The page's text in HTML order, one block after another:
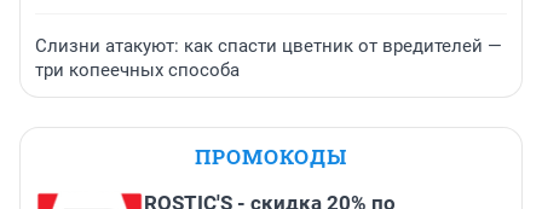
Слизни атакуют: как спасти цветник от вредителей —
три копеечных способа
ПРОМОКОДЫ
ROSTIC'S - скидка 20% по